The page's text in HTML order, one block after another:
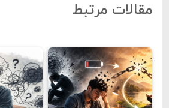
مقالات مرتبط